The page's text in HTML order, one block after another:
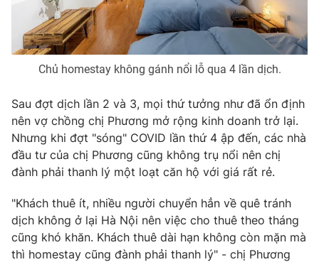
Video Shorts video
VTV Money VTV Thể thao
VTV Sức khoẻ Bất động sản
Thị trường 24h Tấm lòng Việt
VTV4 Vươn mình bằng AI
VTV9 VTV8
Chủ homestay không gánh nổi lỗ qua 4 lần dịch.
Sau đợt dịch lần 2 và 3, mọi thứ tưởng như đã ổn định
nên vợ chồng chị Phương mở rộng kinh doanh trở lại.
Nhưng khi đợt "sóng" COVID lần thứ 4 ập đến, các nhà
đầu tư của chị Phương cũng không trụ nổi nên chị
đành phải thanh lý một loạt căn hộ với giá rất rẻ.
"Khách thuê ít, nhiều người chuyển hẳn về quê tránh
dịch không ở lại Hà Nội nên việc cho thuê theo tháng
cũng khó khăn. Khách thuê dài hạn không còn mặn mà
thì homestay cũng đành phải thanh lý" - chị Phương